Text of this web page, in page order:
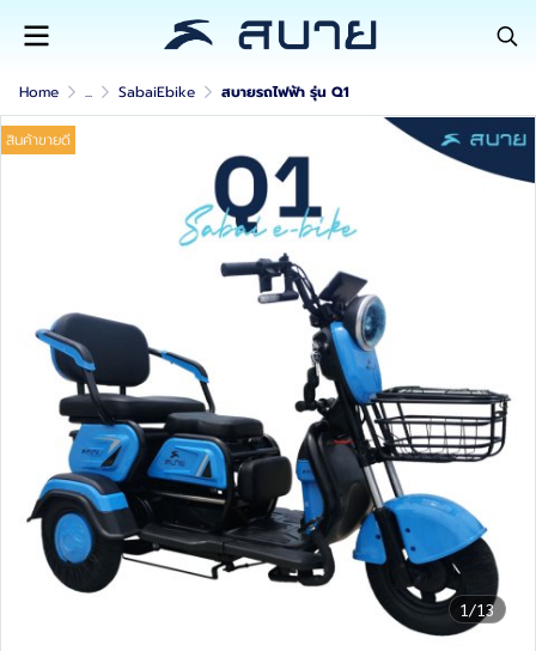
Home ... SabaiEbike สบายรถไฟฟ้า รุ่น Q1
1/13
สินค้าขายดี